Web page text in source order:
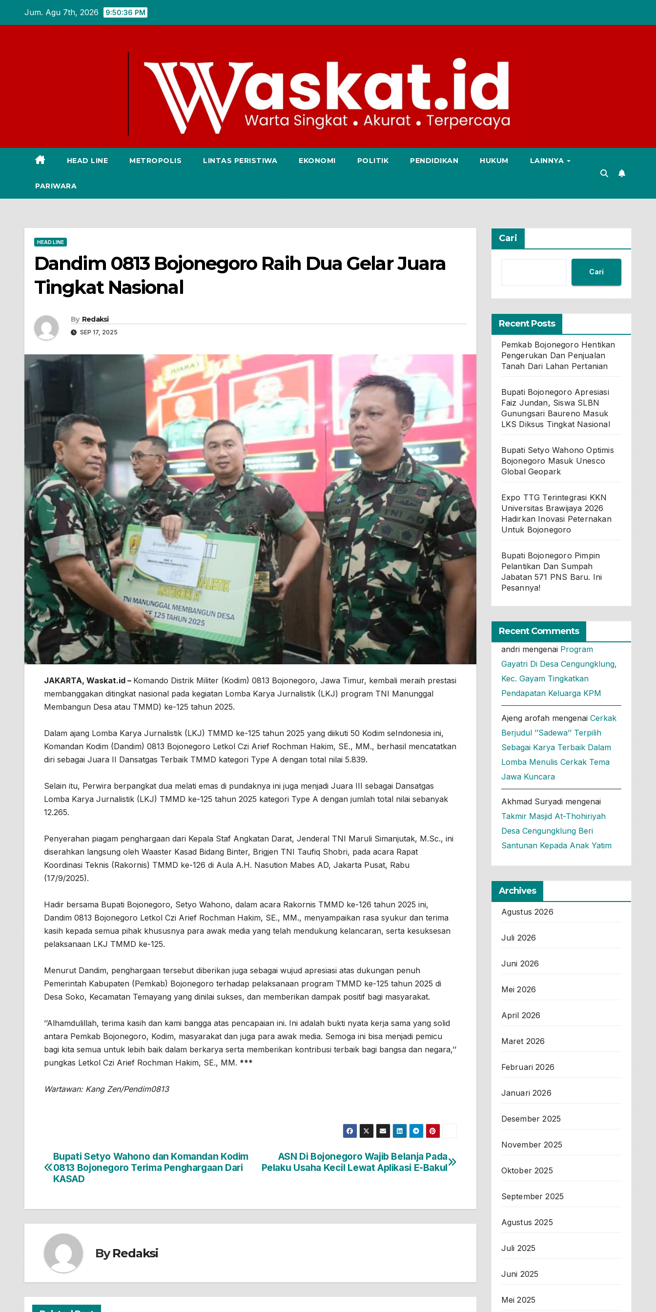
Jum. Agu 7th, 2026 9:50:37 PM
HEAD LINE METROPOLIS LINTAS PERISTIWA EKONOMI POLITIK PENDIDIKAN HUKUM LAINNYA
PARIWARA
HEAD LINE
Dandim 0813 Bojonegoro Raih Dua Gelar Juara
Tingkat Nasional
By Redaksi
SEP 17, 2025
JAKARTA, Waskat.id – Komando Distrik Militer (Kodim) 0813 Bojonegoro, Jawa Timur, kembali meraih prestasi
membanggakan ditingkat nasional pada kegiatan Lomba Karya Jurnalistik (LKJ) program TNI Manunggal
Membangun Desa atau TMMD) ke-125 tahun 2025.
Dalam ajang Lomba Karya Jurnalistik (LKJ) TMMD ke-125 tahun 2025 yang diikuti 50 Kodim seIndonesia ini,
Komandan Kodim (Dandim) 0813 Bojonegoro Letkol Czi Arief Rochman Hakim, SE., MM., berhasil mencatatkan
diri sebagai Juara II Dansatgas Terbaik TMMD kategori Type A dengan total nilai 5.839.
Selain itu, Perwira berpangkat dua melati emas di pundaknya ini juga menjadi Juara III sebagai Dansatgas
Lomba Karya Jurnalistik (LKJ) TMMD ke-125 tahun 2025 kategori Type A dengan jumlah total nilai sebanyak
12.265.
Penyerahan piagam penghargaan dari Kepala Staf Angkatan Darat, Jenderal TNI Maruli Simanjutak, M.Sc., ini
diserahkan langsung oleh Waaster Kasad Bidang Binter, Brigjen TNI Taufiq Shobri, pada acara Rapat
Koordinasi Teknis (Rakornis) TMMD ke-126 di Aula A.H. Nasution Mabes AD, Jakarta Pusat, Rabu
(17/9/2025).
Hadir bersama Bupati Bojonegoro, Setyo Wahono, dalam acara Rakornis TMMD ke-126 tahun 2025 ini,
Dandim 0813 Bojonegoro Letkol Czi Arief Rochman Hakim, SE., MM., menyampaikan rasa syukur dan terima
kasih kepada semua pihak khususnya para awak media yang telah mendukung kelancaran, serta kesuksesan
pelaksanaan LKJ TMMD ke-125.
Menurut Dandim, penghargaan tersebut diberikan juga sebagai wujud apresiasi atas dukungan penuh
Pemerintah Kabupaten (Pemkab) Bojonegoro terhadap pelaksanaan program TMMD ke-125 tahun 2025 di
Desa Soko, Kecamatan Temayang yang dinilai sukses, dan memberikan dampak positif bagi masyarakat.
’’Alhamdulillah, terima kasih dan kami bangga atas pencapaian ini. Ini adalah bukti nyata kerja sama yang solid
antara Pemkab Bojonegoro, Kodim, masyarakat dan juga para awak media. Semoga ini bisa menjadi pemicu
bagi kita semua untuk lebih baik dalam berkarya serta memberikan kontribusi terbaik bagi bangsa dan negara,’’
pungkas Letkol Czi Arief Rochman Hakim, SE., MM. ***
Wartawan: Kang Zen/Pendim0813
Navigasi
pos
ASN Di Bojonegoro Wajib Belanja Pada
Pelaku Usaha Kecil Lewat Aplikasi E-Bakul
Bupati Setyo Wahono dan Komandan Kodim
0813 Bojonegoro Terima Penghargaan Dari
KASAD
ByRedaksi
Cari
Cari
Recent Posts
Pemkab Bojonegoro Hentikan
Pengerukan Dan Penjualan
Tanah Dari Lahan Pertanian
Bupati Bojonegoro Apresiasi
Faiz Jundan, Siswa SLBN
Gunungsari Baureno Masuk
LKS Diksus Tingkat Nasional
Bupati Setyo Wahono Optimis
Bojonegoro Masuk Unesco
Global Geopark
Expo TTG Terintegrasi KKN
Universitas Brawijaya 2026
Hadirkan Inovasi Peternakan
Untuk Bojonegoro
Bupati Bojonegoro Pimpin
Pelantikan Dan Sumpah
Jabatan 571 PNS Baru. Ini
Pesannya!
Recent Comments
andrimengenai Program
Gayatri Di Desa Cengungklung,
Kec. Gayam Tingkatkan
Pendapatan Keluarga KPM
Ajeng arofahmengenai Cerkak
Berjudul ’’Sadewa’’ Terpilih
Sebagai Karya Terbaik Dalam
Lomba Menulis Cerkak Tema
Jawa Kuncara
Akhmad Suryadimengenai
Takmir Masjid At-Thohiriyah
Desa Cengungklung Beri
Santunan Kepada Anak Yatim
Archives
Agustus 2026
Juli 2026
Juni 2026
Mei 2026
April 2026
Maret 2026
Februari 2026
Januari 2026
Desember 2025
November 2025
Oktober 2025
September 2025
Agustus 2025
Juli 2025
Juni 2025
Mei 2025